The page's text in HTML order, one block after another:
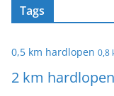
Tags
0,5 km hardlopen 0,8
2 km hardlopen